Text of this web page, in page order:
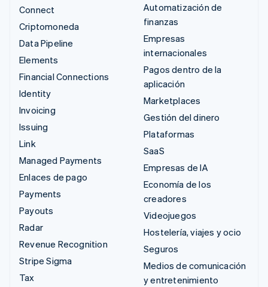
Connect
Criptomoneda
Data Pipeline
Elements
Financial Connections
Identity
Invoicing
Issuing
Link
Managed Payments
Enlaces de pago
Payments
Payouts
Radar
Revenue Recognition
Stripe Sigma
Tax
Automatización de
finanzas
Empresas
internacionales
Pagos dentro de la
aplicación
Marketplaces
Gestión del dinero
Plataformas
SaaS
Empresas de IA
Economía de los
creadores
Videojuegos
Hostelería, viajes y ocio
Seguros
Medios de comunicación
y entretenimiento